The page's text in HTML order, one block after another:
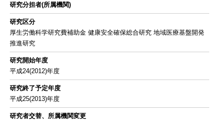
研究分担者(所属機関)
研究区分
厚生労働科学研究費補助金 健康安全確保総合研究 地域医療基盤開発
推進研究
研究開始年度
平成24(2012)年度
研究終了予定年度
平成25(2013)年度
研究者交替、所属機関変更